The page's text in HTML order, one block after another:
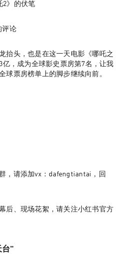
2》的伏笔
评论
抬头，也是在这一天电影《哪吒之
亿，成为全球影史票房第7名，让我
球票房榜单上的脚步继续向前。
，请添加vx：dafengtiantai，回
后、现场花絮，请关注小红书官方
台"